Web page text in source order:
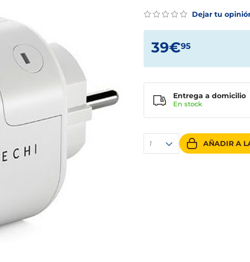
Dejar tu
39€95
1 AÑADIR A
Entrega a domicilio
En stock